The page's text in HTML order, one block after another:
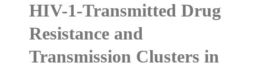
HIV-1-Transmitted Drug
Resistance and
Transmission Clusters in